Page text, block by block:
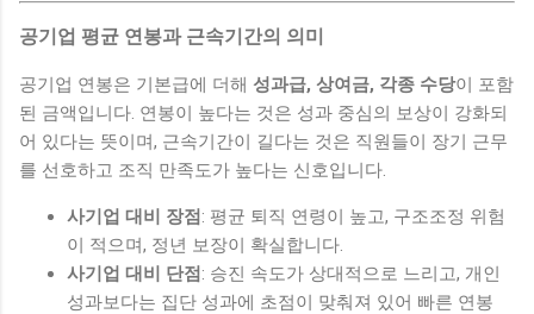
공기업 평균 연봉과 근속기간의 의미
공기업 연봉은 기본급에 더해 성과급, 상여금, 각종 수당이 포함
된 금액입니다. 연봉이 높다는 것은 성과 중심의 보상이 강화되
어 있다는 뜻이며, 근속기간이 길다는 것은 직원들이 장기 근무
를 선호하고 조직 만족도가 높다는 신호입니다.
사기업 대비 장점 : 평균 퇴직 연령이 높고, 구조조정 위험
이 적으며, 정년 보장이 확실합니다.
사기업 대비 단점 : 승진 속도가 상대적으로 느리고, 개인
성과보다는 집단 성과에 초점이 맞춰져 있어 빠른 연봉